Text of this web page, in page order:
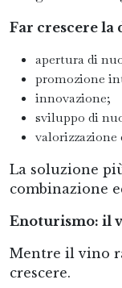
Far crescere la
apertura di
promozione
innovazione;
sviluppo di
valorizzazione
La soluzione
combinazione
Enoturismo: il
Mentre il vino
crescere.